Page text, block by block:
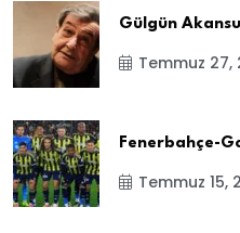
Gülgün
Temmuz 27,
Fenerbahçe-
Temmuz 15,